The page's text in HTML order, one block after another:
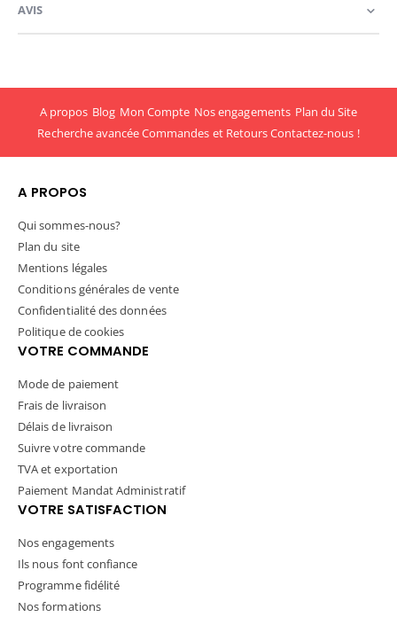
AVIS
A propos Blog Mon Compte Nos engagements Plan du Site
Recherche avancéeCommandes et RetoursContactez-nous !
A PROPOS
Qui sommes-nous?
Plan du site
Mentions légales
Conditions générales de vente
Confidentialité des données
Politique de cookies
VOTRE COMMANDE
Mode de paiement
Frais de livraison
Délais de livraison
Suivre votre commande
TVA et exportation
Paiement Mandat Administratif
VOTRE SATISFACTION
Nos engagements
Ils nous font confiance
Programme fidélité
Nos formations